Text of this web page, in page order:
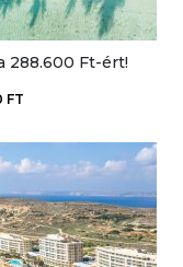
288.600 Ft-ért!
FT